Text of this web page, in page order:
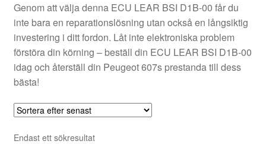
Villkor
Genom att välja denna ECU LEAR BSI D1B-00 får du
inte bara en reparationslösning utan också en långsiktig
investering i ditt fordon. Låt inte elektroniska problem
förstöra din körning – beställ din ECU LEAR BSI D1B-00
idag och återställ din Peugeot 607s prestanda till dess
bästa!
Endast ett sökresultat